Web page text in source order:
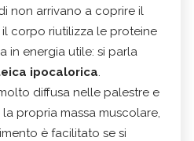
non arrivano a coprire il
corpo riutilizza le proteine
in energia utile: si parla
ipocalorica.
diffusa nelle palestre e
propria massa muscolare,
è facilitato se si